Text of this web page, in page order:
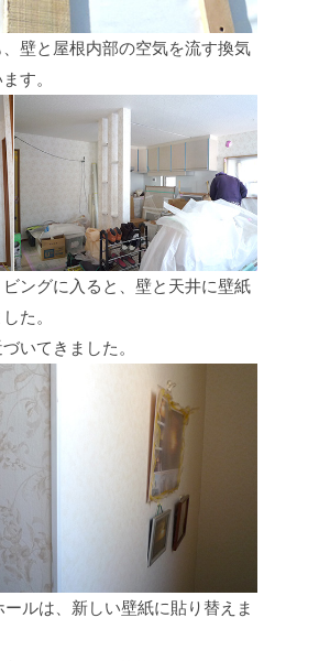
壁と屋根内部の空気を流す換気
す。
ングに入ると、壁と天井に壁紙
た。
いてきました。
ルは、新しい壁紙に貼り替えま